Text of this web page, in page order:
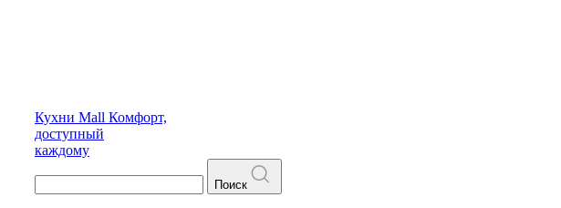
Кухни Mall Комфорт,
доступный
каждому
Поиск